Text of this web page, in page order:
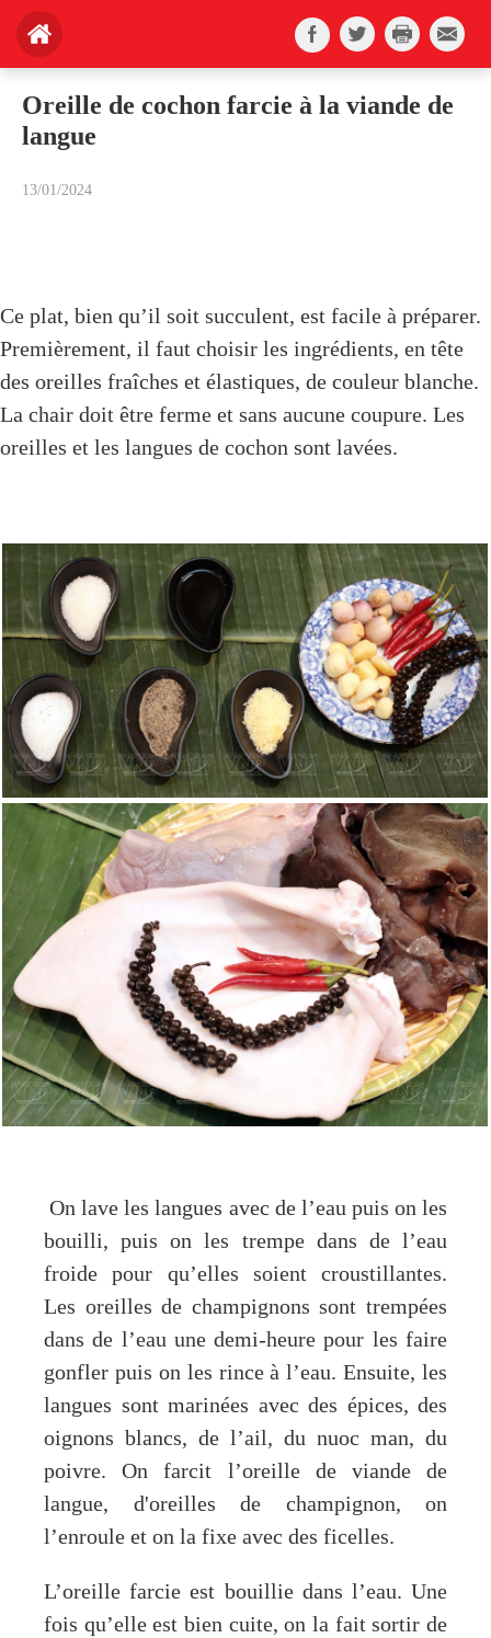
Oreille de cochon farcie à la viande de
langue
13/01/2024
Ce plat, bien qu’il soit succulent, est facile à préparer.
Premièrement, il faut choisir les ingrédients, en tête
des oreilles fraîches et élastiques, de couleur blanche.
La chair doit être ferme et sans aucune coupure. Les
oreilles et les langues de cochon sont lavées.
On lave les langues avec de l’eau puis on les
bouilli, puis on les trempe dans de l’eau
froide pour qu’elles soient croustillantes.
Les oreilles de champignons sont trempées
dans de l’eau une demi-heure pour les faire
gonfler puis on les rince à l’eau. Ensuite, les
langues sont marinées avec des épices, des
oignons blancs, de l’ail, du nuoc man, du
poivre. On farcit l’oreille de viande de
langue, d'oreilles de champignon, on
l’enroule et on la fixe avec des ficelles.
L’oreille farcie est bouillie dans l’eau. Une
fois qu’elle est bien cuite, on la fait sortir de